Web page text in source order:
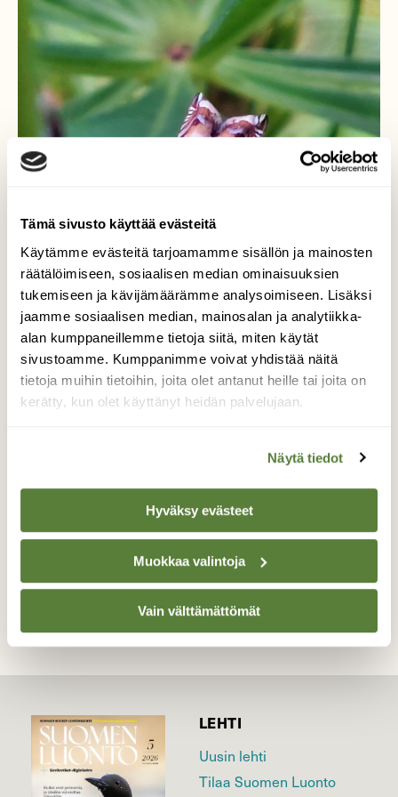
Tämä sivusto käyttää evästeitä
Käytämme evästeitä tarjoamamme sisällön ja mainosten
räätälöimiseen, sosiaalisen median ominaisuuksien
tukemiseen ja kävijämäärämme analysoimiseen. Lisäksi
jaamme sosiaalisen median, mainosalan ja analytiikka-
alan kumppaneillemme tietoja siitä, miten käytät
sivustoamme. Kumppanimme voivat yhdistää näitä
tietoja muihin tietoihin, joita olet antanut heille tai joita on
kerätty, kun olet käyttänyt heidän palvelujaan.
Näytä tiedot
Hyväksy evästeet
Muokkaa valintoja
Vain välttämättömät
Virnasirppikääriäinen
Hauskannäköinen pieni perhonen
Valokuvaaja: Tarja Naukkarinen, Savitaipale
TAKAISIN LISTAAN
LEHTI
Uusin lehti
Tilaa Suomen Luonto